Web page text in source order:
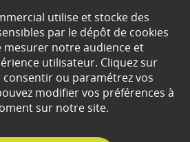
EN SAVOIR
sommes-nous ?
Partenaires
utilise et stocke des
par le dépôt de cookies
mesurer notre audience et
utilisateur. Cliquez sur
ou paramétrez vos
modifier vos préférences à
sur notre site.